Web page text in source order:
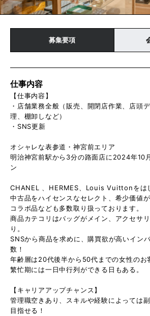
募集要項
仕事内容
【仕事内容】
・店舗業務全般（販売、開閉店作業、店頭
理、棚卸しなど）
・SNS更新
オシャレな表参道・神宮前エリア
明治神宮前駅から3分の路面店に2024年10
ン
CHANEL 、HERMES、Louis Vuittonをは
中古品をハイセンスなセレクト、希少価値
コラボ品なども多数取り扱っております。
商品カテコリはバッグがメイン、アクセサ
り。
SNSから商品を求めに、購買欲が高いイン
数！
年齢層は20代後半から50代までの女性のお
繁忙期には一日中行列ができる日もある。
【キャリアアップチャンス】
管理職空きあり、スキルや経験によっては
目指せる！